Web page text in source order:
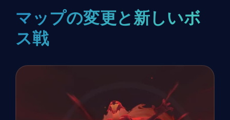
マップの変更と新しいボ
ス戦